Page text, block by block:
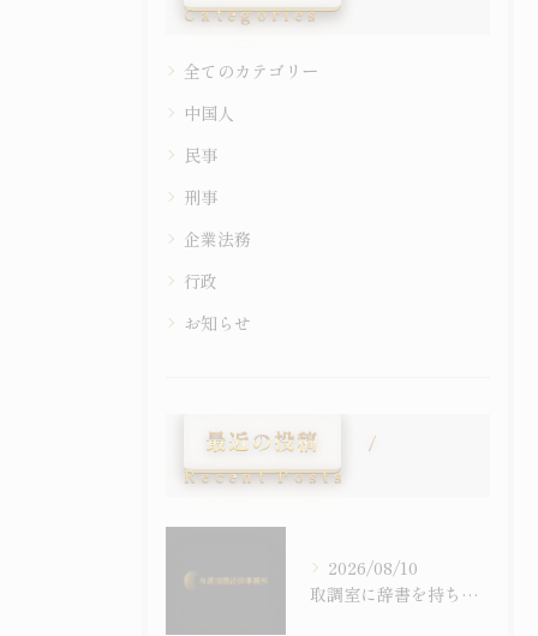
Categories
全てのカテゴリー
中国人
民事
刑事
企業法務
行政
お知らせ
最近の投稿
Recent Posts
2026/08/10
取調室に辞書を持ち込む権利はあるか－通訳・黙秘権と比例原則から考える